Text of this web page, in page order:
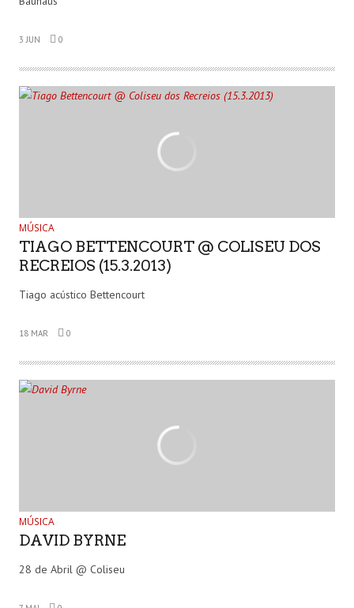
3 JUN 0
MÚSICA
TIAGO BETTENCOURT @ COLISEU DOS
RECREIOS (15.3.2013)
Tiago acústico Bettencourt
18 MAR 0
MÚSICA
DAVID BYRNE
28 de Abril @ Coliseu